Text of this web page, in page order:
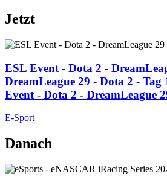
Jetzt
ESL Event - Dota 2 -
DreamLeague 29 - Dota 2 - Tag
Event - Dota 2 - DreamLeague
E-Sport
Danach